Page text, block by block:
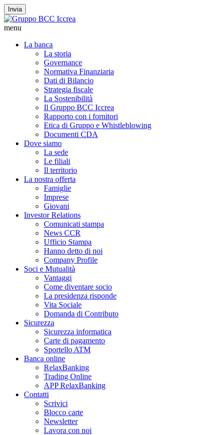
Invia
menu
La banca
La storia
Governance
Normativa Finanziaria
Dati di Bilancio
Strategia fiscale
La Sostenibilità
Il Gruppo BCC Iccrea
Rapporto con i fornitori
Etica di Gruppo e Whistleblowing
Documenti CDA
Dove siamo
La sede
Le filiali
Il territorio
La nostra offerta
Famiglie
Imprese
Giovani
Investor Relations
Comunicati stampa
News CCR
Ufficio Stampa
Hanno detto di noi
Company Profile
Soci e Mutualità
Vantaggi
Come diventare socio
La presidenza risponde
Vita Sociale
Domanda di Contributo
Sicurezza
Sicurezza informatica
Carte di pagamento
Sportello ATM
Banca online
RelaxBanking
Trading Online
APP RelaxBanking
Contatti
Scrivici
Blocco carte
Newsletter
Lavora con noi